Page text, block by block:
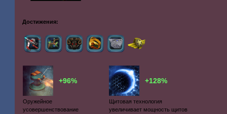
Достижения:
+96%
Оружейное
усовершенствование
+128%
Щитовая технология
увеличивает мощность щитов